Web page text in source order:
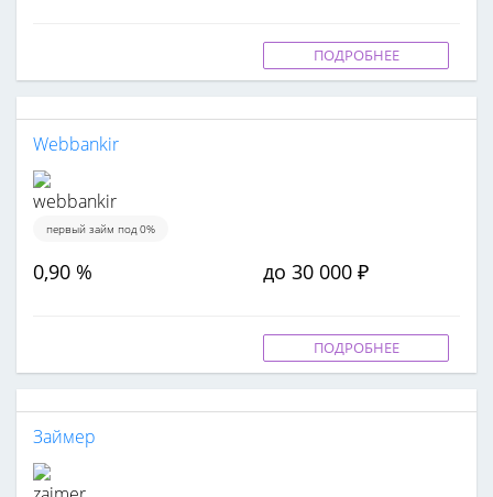
ПОДРОБНЕЕ
Webbankir
первый займ под 0%
0,90 % до 30 000 ₽
ПОДРОБНЕЕ
Займер